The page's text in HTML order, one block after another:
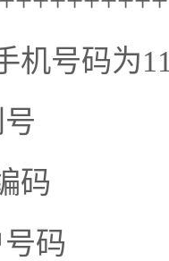
机号码为
码
码